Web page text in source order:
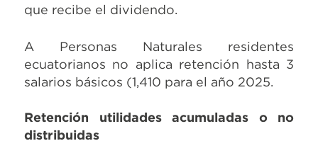
que recibe el dividendo.
A Personas Naturales residentes
ecuatorianos no aplica retención hasta 3
salarios básicos (1,410 para el año 2025.
Retención utilidades acumuladas o no
distribuidas